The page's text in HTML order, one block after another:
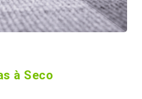
à Seco